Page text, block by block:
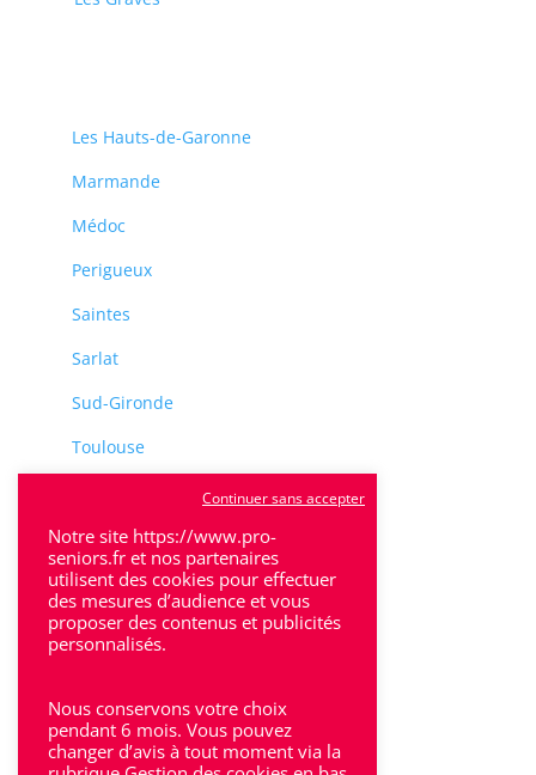
Les Hauts-de-Garonne
Marmande
Médoc
Perigueux
Saintes
Sarlat
Sud-Gironde
Toulouse
Villeneuve-Sur-Lot
Bron
Notre site https://www.pro-
seniors.fr et nos partenaires
utilisent des cookies pour effectuer
des mesures d’audience et vous
proposer des contenus et publicités
personnalisés.
Nous conservons votre choix
pendant 6 mois. Vous pouvez
changer d’avis à tout moment via la
Continuer sans accepter